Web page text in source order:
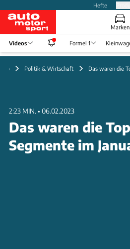
Hefte
Marken
Videos Formel 1
Politik & Wirtschaft Das waren die
2:23 MIN. • 06.02.2023
Das waren die
Segmente im